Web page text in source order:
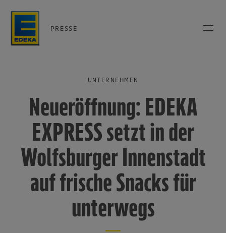
PRESSE
UNTERNEHMEN
Neueröffnung: EDEKA
EXPRESS setzt in der
Wolfsburger Innenstadt
auf frische Snacks für
unterwegs